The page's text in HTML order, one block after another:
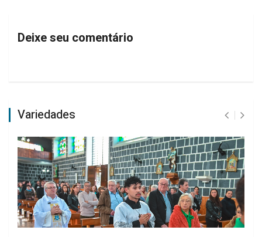
Deixe seu comentário
Variedades